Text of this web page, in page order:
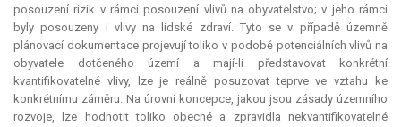
posouzení rizik v rámci posouzení vlivů na obyvatelstvo; v jeho rámci
byly posouzeny i vlivy na lidské zdraví. Tyto se v případě územně
plánovací dokumentace projevují toliko v podobě potenciálních vlivů na
obyvatele dotčeného území a mají-li představovat konkrétní
kvantifikovatelné vlivy, lze je reálně posuzovat teprve ve vztahu ke
konkrétnímu záměru. Na úrovni koncepce, jakou jsou zásady územního
rozvoje, lze hodnotit toliko obecné a zpravidla nekvantifikovatelné